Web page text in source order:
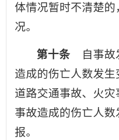
体情况暂时不清楚
况。
第十条 自事故
造成的伤亡人数发生
道路交通事故、火灾
事故造成的伤亡人
报。